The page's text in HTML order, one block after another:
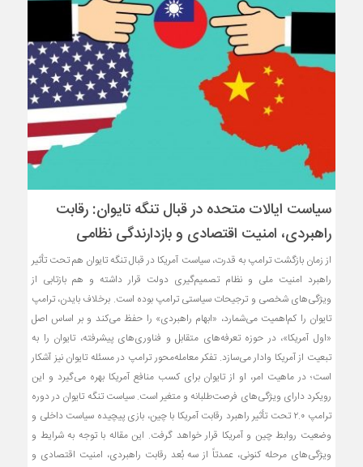
سیاست ایالات متحده در قبال تنگه تایوان: رقابت
راهبردی، امنیت اقتصادی و بازدارندگی نظامی
از زمان بازگشت ترامپ به قدرت، سیاست آمریکا در قبال تنگه تایوان هم تحت تأثیر
راهبرد امنیت ملی و نظام تصمیم‌گیری دولت قرار داشته و هم بازتابی از
ویژگی‌های شخصی و ترجیحات سیاستی ترامپ بوده است. برخلاف بایدن، ترامپ
تایوان را کم‌اهمیت می‌شمارد، «ابهام راهبردی» را حفظ می‌کند و بر اساس اصل
«اول آمریکا»، در حوزه تعرفه‌های متقابل و فناوری‌های پیشرفته، تایوان را به
تبعیت از آمریکا وادار می‌سازد. تفکر معامله‌محور ترامپ در مسئله تایوان نیز آشکار
است؛ در ماهیت امر، او از تایوان برای کسب منافع آمریکا بهره می‌گیرد و این
رویکرد دارای ویژگی‌های فرصت‌طلبانه و متغیر است. سیاست تنگه تایوان در دوره
ترامپ ۲.۰ تحت تأثیر راهبرد رقابت آمریکا با چین، بازی پیچیده سیاست داخلی و
وضعیت روابط چین و آمریکا قرار خواهد گرفت. این مقاله با توجه به شرایط و
ویژگی‌های مرحله کنونی، عمدتاً از سه بُعد رقابت راهبردی، امنیت اقتصادی و